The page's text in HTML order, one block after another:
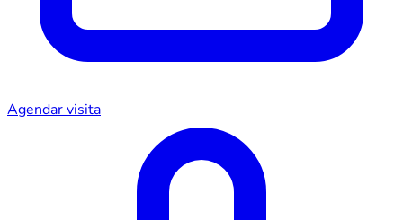
Agendar visita